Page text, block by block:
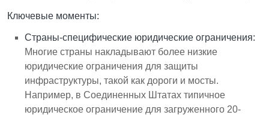
Ключевые моменты:
Страны-специфические юридические ограничения:
Многие страны накладывают более низкие
юридические ограничения для защиты
инфраструктуры, такой как дороги и мосты.
Например, в Соединенных Штатах типичное
юридическое ограничение для загруженного 20-